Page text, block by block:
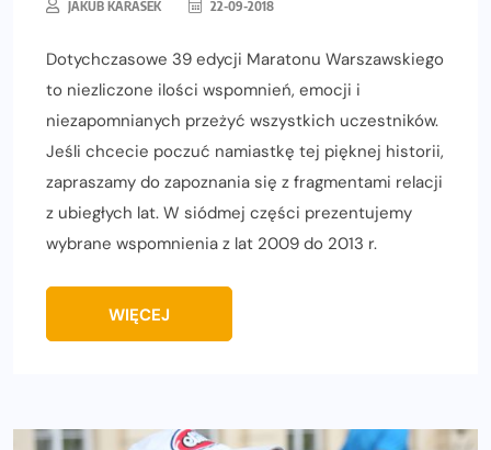
JAKUB KARASEK 22-09-2018
Dotychczasowe 39 edycji Maratonu Warszawskiego
to niezliczone ilości wspomnień, emocji i
niezapomnianych przeżyć wszystkich uczestników.
Jeśli chcecie poczuć namiastkę tej pięknej historii,
zapraszamy do zapoznania się z fragmentami relacji
z ubiegłych lat. W siódmej części prezentujemy
wybrane wspomnienia z lat 2009 do 2013 r.
WIĘCEJ